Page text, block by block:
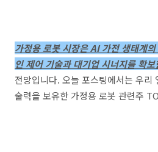
가정용 로봇 시장은 AI 가전 생태계
인 제어 기술과 대기업 시너지를 확
전망입니다. 오늘 포스팅에서는 우리
술력을 보유한 가정용 로봇 관련주